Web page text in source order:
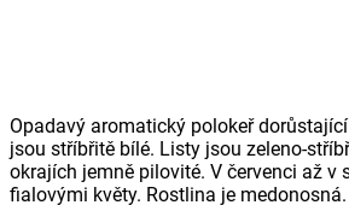
Opadavý aromatický polokeř
jsou stříbřitě bílé. Listy jsou zeleno-
okrajích jemně pilovité. V červenci až v
fialovými květy. Rostlina je medonosná.